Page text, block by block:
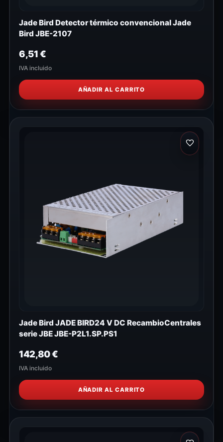
Jade Bird Detector térmico convencional Jade
Bird JBE-2107
6,51€
IVA incluido
AÑADIR AL CARRITO
Jade Bird JADE BIRD24 V DC RecambioCentrales
serie JBE JBE-P2L1.SP.PS1
142,80€
IVA incluido
AÑADIR AL CARRITO